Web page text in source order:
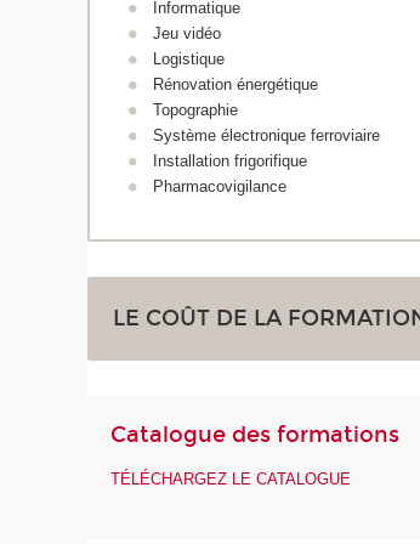
Informatique
Jeu vidéo
Logistique
Rénovation énergétique
Topographie
Système électronique ferroviaire
Installation frigorifique
Pharmacovigilance
LE COÛT DE LA
Catalogue des formations
TÉLÉCHARGEZ LE CATALOGUE